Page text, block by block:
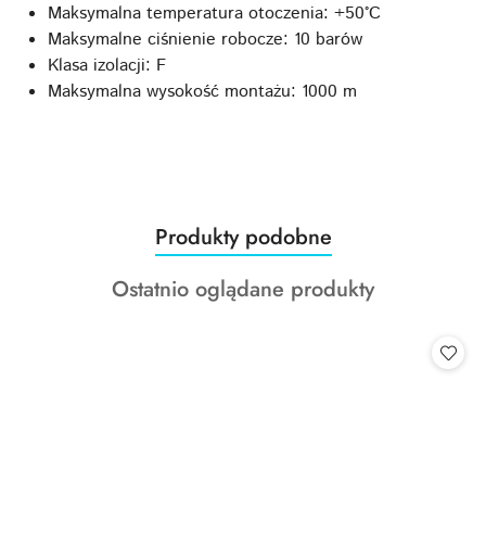
Maksymalna temperatura otoczenia: +50°C
Maksymalne ciśnienie robocze: 10 barów
Klasa izolacji: F
Maksymalna wysokość montażu: 1000 m
Pomiń karuzelę produktów
Produkty
o
statusie:
Produkty podobne
Produkty
Ostatnio oglądane produkty